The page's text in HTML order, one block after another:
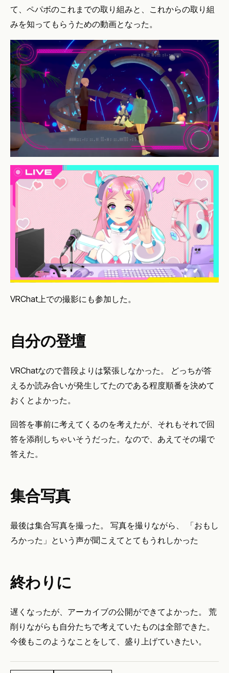
て、ペパボのこれまでの取り組みと、これからの取り組
みを知ってもらうための動画となった。
VRChat上での撮影にも参加した。
自分の登壇
VRChatなので普段よりは緊張しなかった。 どっちが答
えるか読み合いが発生してたのである程度順番を決めて
おくとよかった。
回答を事前に考えてくるのを考えたが、それもそれで回
答を添削しちゃいそうだった。なので、あえてその場で
答えた。
集合写真
最後は集合写真を撮った。 写真を撮りながら、 「おもし
ろかった」という声が聞こえてとてもうれしかった
終わりに
遅くなったが、アーカイブの公開ができてよかった。 荒
削りながらも自分たちで考えていたものは全部できた。
今後もこのようなことをして、盛り上げていきたい。